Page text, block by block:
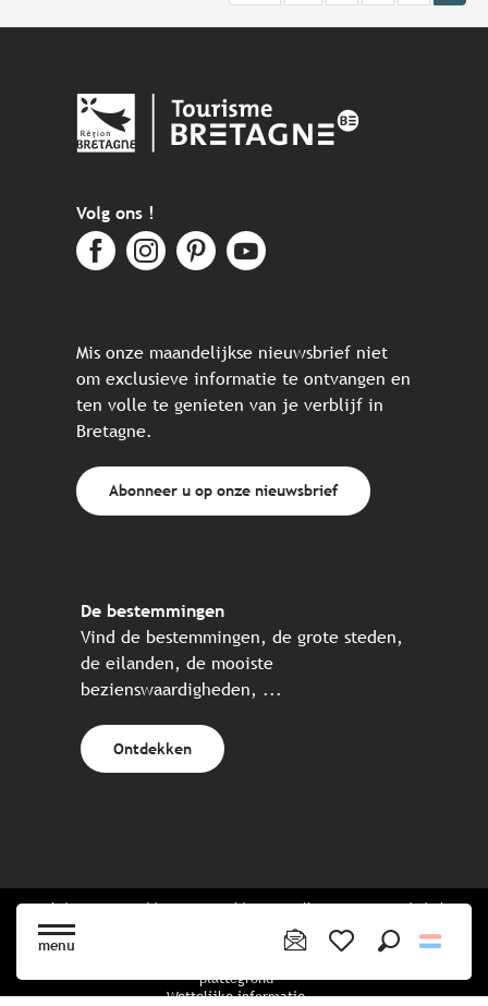
menu
Volg ons !
Mis onze maandelijkse nieuwsbrief niet
om exclusieve informatie te ontvangen en
ten volle te genieten van je verblijf in
Bretagne.
Abonneer u op onze nieuwsbrief
De bestemmingen
Vind de bestemmingen, de grote steden,
de eilanden, de mooiste
bezienswaardigheden, ...
Ontdekken
Website gecreëerd in samenwerking met alle Bretonse toeristische
plattegrond
Wettelijke informatie